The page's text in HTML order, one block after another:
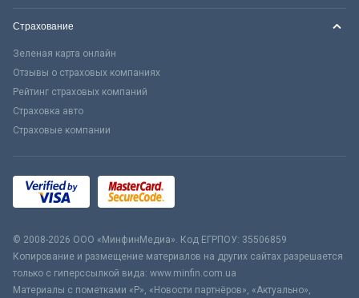
Страхование
Зеленая карта онлайн
Отзывы о страховых компаниях
Рейтинг страховых компаний
Страховка авто
Страховые компании
© 2008-2026 ООО «МинфинМедиа». Код ЕГРПОУ: 35506859
Копирование и размещение материалов на других сайтах разрешается
только с гиперссылкой вида: www.minfin.com.ua
Материалы с пометками «Р», «Новости партнёров», «Актуально»,